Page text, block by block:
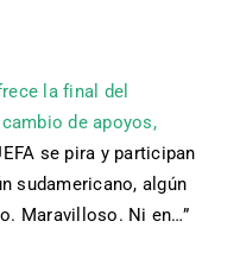
la final del
de apoyos,
se pira y participan
sudamericano, algún
Maravilloso. Ni en…”